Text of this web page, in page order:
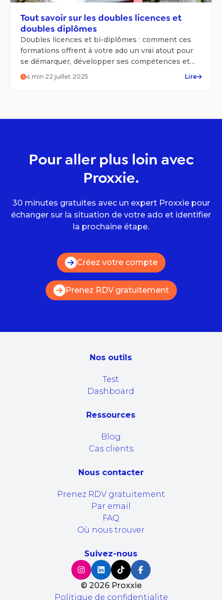
Tout savoir sur les doubles licences et
doubles diplômes
Doubles licences et bi-diplômes : comment ces
formations offrent à votre ado un vrai atout pour
se démarquer, développer ses compétences et
viser plus haut.
4 min·22 juillet 2025 Lire
Pour aller plus loin avec
Proxxie.
30 minutes gratuites avec un expert Proxxie pour
échanger sur la situation de votre ado et identifier
la prochaine étape.
Créez votre compte
Prenez RDV gratuitement
Nos outils
Test
Dashboard
Ressources
Blog
Cas clients
Nous contacter
Prenez RDV gratuitement
Par email
FAQ
Où nous trouver
Suivez-nous
© 2026Proxxie
Politique de confidentialite